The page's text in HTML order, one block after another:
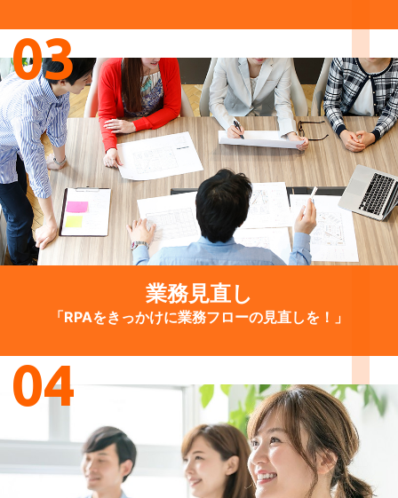
03
業務見直し
「RPAをきっかけに業務フローの見直しを！」
04